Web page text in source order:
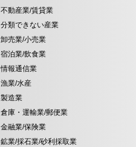
不動産業/賃貸業
分類できない産業
卸売業/小売業
宿泊業/飲食業
情報通信業
漁業/水産
製造業
倉庫・運輸業/郵便業
金融業/保険業
鉱業/採石業/砂利採取業